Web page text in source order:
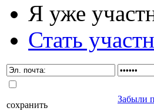
Я уже
Стать
сохранить
Забыли